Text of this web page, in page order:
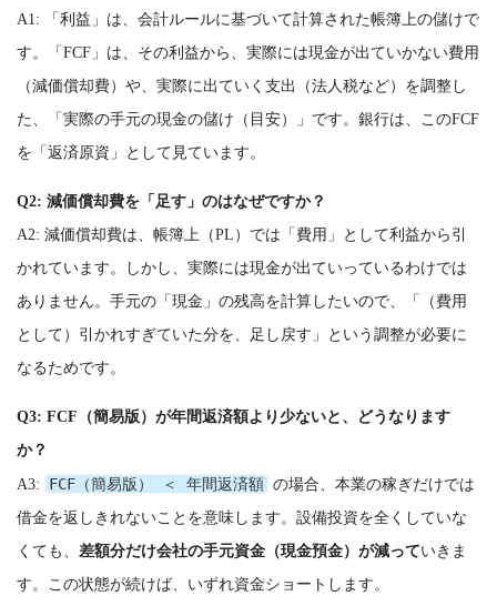
A1: 「利益」は、会計ルールに基づいて計算された帳簿上の儲けで
す。「FCF」は、その利益から、実際には現金が出ていかない費用
（減価償却費）や、実際に出ていく支出（法人税など）を調整し
た、「実際の手元の現金の儲け（目安）」です。銀行は、このFCF
を「返済原資」として見ています。
Q2: 減価償却費を「足す」のはなぜですか？
A2: 減価償却費は、帳簿上（PL）では「費用」として利益から引
かれています。しかし、実際には現金が出ていっているわけでは
ありません。手元の「現金」の残高を計算したいので、「（費用
として）引かれすぎていた分を、足し戻す」という調整が必要に
なるためです。
Q3: FCF（簡易版）が年間返済額より少ないと、どうなります
か？
A3: FCF（簡易版） ＜ 年間返済額 の場合、本業の稼ぎだけでは
借金を返しきれないことを意味します。設備投資を全くしていな
くても、 差額分だけ会社の手元資金（現金預金）が減っていきま
す。この状態が続けば、いずれ資金ショートします。